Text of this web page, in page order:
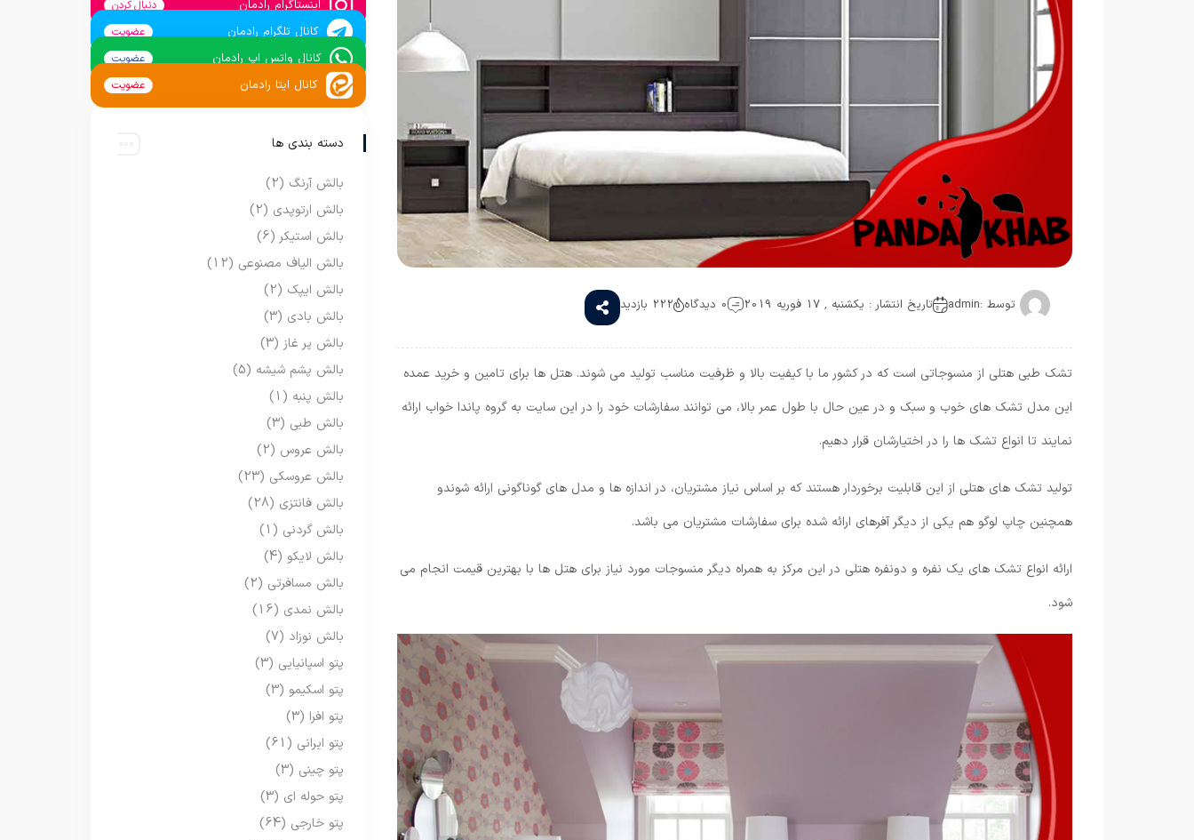
توسط :admin تاریخ انتشار : یکشنبه , 17 فوریه 2019 0 دیدگاه 222 بازدید
تشک طبی هتلی از منسوجاتی است که در کشور ما با کیفیت بالا و ظرفیت مناسب تولید می شوند. هتل ها برای تامین و خرید عمده
این مدل تشک های خوب و سبک و در عین حال با طول عمر بالا، می توانند سفارشات خود را در این سایت به گروه پاندا خواب ارائه
نمایند تا انواع تشک ها را در اختیارشان قرار دهیم.
تولید تشک های هتلی از این قابلیت برخوردار هستند که بر اساس نیاز مشتریان، در اندازه ها و مدل های گوناگونی ارائه شوندو
همچنین چاپ لوگو هم یکی از دیگر آفرهای ارائه شده برای سفارشات مشتریان می باشد.
ارائه انواع تشک های یک نفره و دونفره هتلی در این مرکز به همراه دیگر منسوجات مورد نیاز برای هتل ها با بهترین قیمت انجام می
شود.
اینستاگرام رادمان دنبال کردن
کانال تلگرام رادمان عضویت
کانال واتس اپ رادمان عضویت
کانال ایتا رادمان عضویت
دسته بندی ها
بالش آرنگ (2)
بالش ارتوپدی (2)
بالش استیکر (6)
بالش الیاف مصنوعی (12)
بالش ایپک (2)
بالش بادی (3)
بالش پر غاز (3)
بالش پشم شیشه (5)
بالش پنبه (1)
بالش طبی (3)
بالش عروس (2)
بالش عروسکی (23)
بالش فانتزی (28)
بالش گردنی (1)
بالش لایکو (4)
بالش مسافرتی (2)
بالش نمدی (16)
بالش نوزاد (7)
پتو اسپانیایی (3)
پتو اسکیمو (3)
پتو افرا (3)
پتو ایرانی (61)
پتو چینی (3)
پتو حوله ای (3)
پتو خارجی (64)